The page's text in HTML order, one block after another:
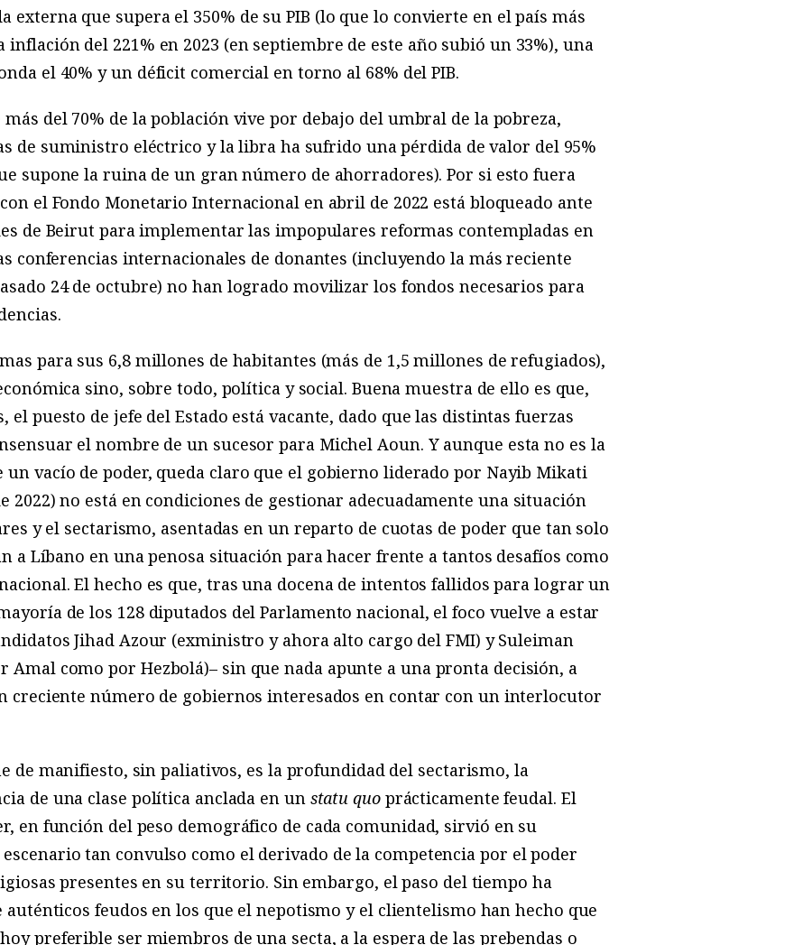
externa que supera el 350% de su PIB (lo que lo convierte en el país más
del 221% en 2023 (en septiembre de este año subió un 33%), una
el 40% y un déficit comercial en torno al 68% del PIB.
del 70% de la población vive por debajo del umbral de la pobreza,
de suministro eléctrico y la libra ha sufrido una pérdida de valor del 95%
supone la ruina de un gran número de ahorradores). Por si esto fuera
el Fondo Monetario Internacional en abril de 2022 está bloqueado ante
de Beirut para implementar las impopulares reformas contempladas en
conferencias internacionales de donantes (incluyendo la más reciente
24 de octubre) no han logrado movilizar los fondos necesarios para
para sus 6,8 millones de habitantes (más de 1,5 millones de refugiados),
sino, sobre todo, política y social. Buena muestra de ello es que,
el puesto de jefe del Estado está vacante, dado que las distintas fuerzas
el nombre de un sucesor para Michel Aoun. Y aunque esta no es la
un vacío de poder, queda claro que el gobierno liderado por Nayib Mikati
2022) no está en condiciones de gestionar adecuadamente una situación
y el sectarismo, asentadas en un reparto de cuotas de poder que tan solo
a Líbano en una penosa situación para hacer frente a tantos desafíos como
El hecho es que, tras una docena de intentos fallidos para lograr un
de los 128 diputados del Parlamento nacional, el foco vuelve a estar
Jihad Azour (exministro y ahora alto cargo del FMI) y Suleiman
Amal como por Hezbolá)– sin que nada apunte a una pronta decisión, a
creciente número de gobiernos interesados en contar con un interlocutor
de manifiesto, sin paliativos, es la profundidad del sectarismo, la
de una clase política anclada en un statu quoprácticamente feudal. El
en función del peso demográfico de cada comunidad, sirvió en su
tan convulso como el derivado de la competencia por el poder
presentes en su territorio. Sin embargo, el paso del tiempo ha
auténticos feudos en los que el nepotismo y el clientelismo han hecho que
preferible ser miembros de una secta, a la espera de las prebendas o